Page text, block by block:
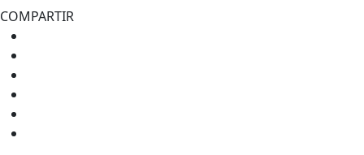
COMPARTIR